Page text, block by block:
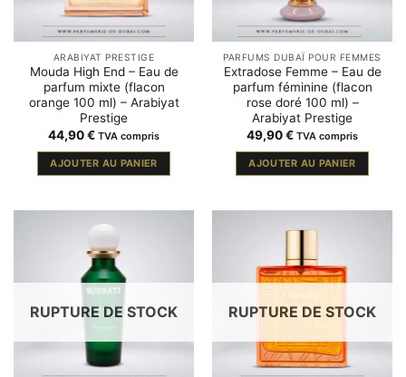
ARABIYAT PRESTIGE
Mouda High End – Eau de
parfum mixte (flacon
orange 100 ml) – Arabiyat
Prestige
44,90€ TVA compris
AJOUTER AU PANIER
PARFUMS DUBAÏ POUR FEMMES
Extradose Femme – Eau de
parfum féminine (flacon
rose doré 100 ml) –
Arabiyat Prestige
49,90€ TVA compris
AJOUTER AU PANIER
RUPTURE DE STOCK RUPTURE DE STOCK